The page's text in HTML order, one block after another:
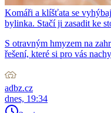
Komáři a klíšťata se
bylinka. Stačí ji zasadit ke
S otravným hmyzem na
řešení, které si pro vás
adbz.cz
dnes, 19:34